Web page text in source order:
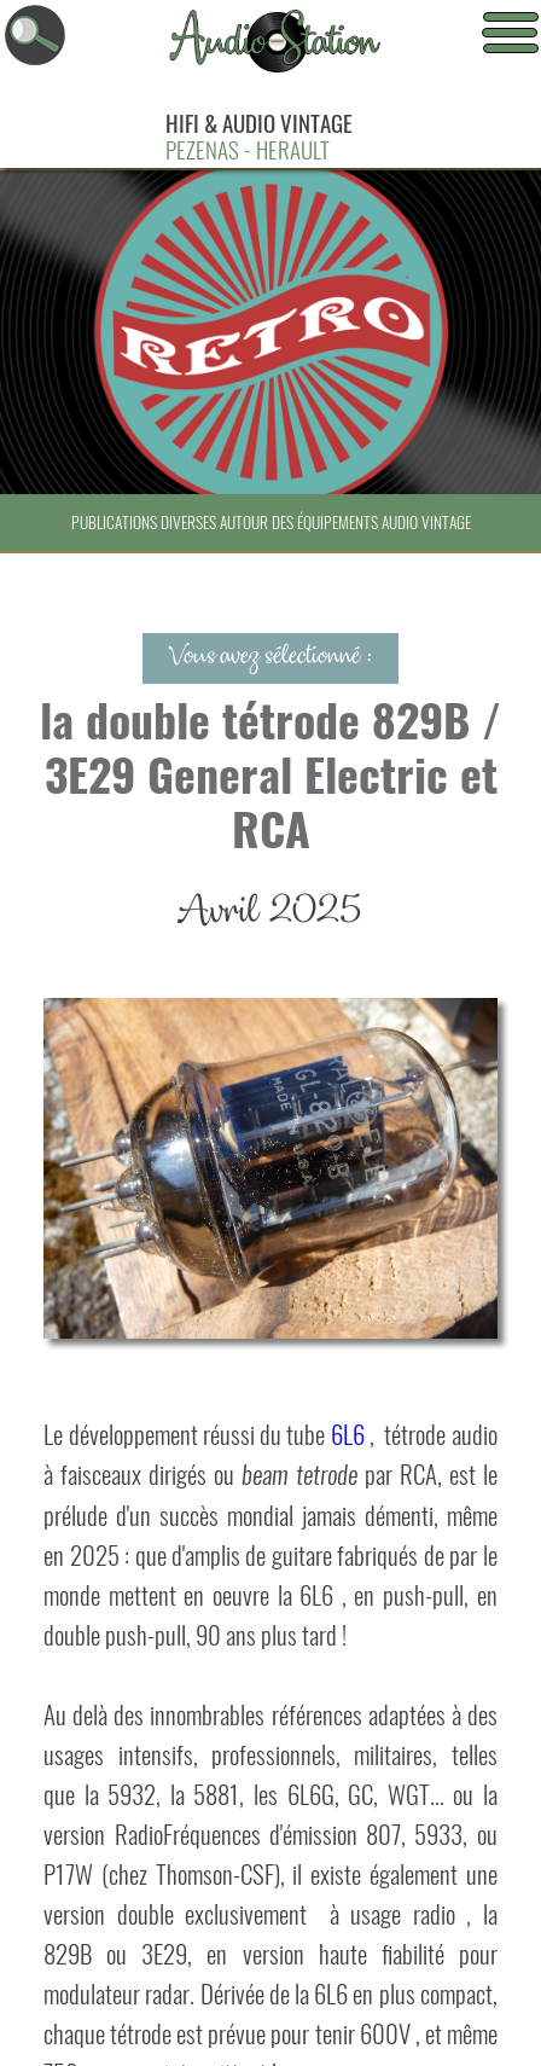
HIFI & AUDIO VINTAGE
PEZENAS - HERAULT
PUBLICATIONS DIVERSES AUTOUR DES ÉQUIPEMENTS AUDIO VINTAGE
Vous avez sélectionné :
la double tétrode 829B /
3E29 General Electric et
RCA
Avril 2025
Le développement réussi du tube6L6, tétrode audio
à faisceaux dirigés ou beam tetrodepar RCA, est le
prélude d'un succès mondial jamais démenti, même
en 2025 : que d'amplis de guitare fabriqués de par le
monde mettent en oeuvre la 6L6 , en push-pull, en
double push-pull, 90 ans plus tard !
Au delà des innombrables références adaptées à des
usages intensifs, professionnels, militaires, telles
que la 5932, la 5881, les 6L6G, GC, WGT... ou la
version RadioFréquences d'émission 807, 5933, ou
P17W (chez Thomson-CSF), il existe également une
version double exclusivement à usage radio , la
829B ou 3E29, en version haute fiabilité pour
modulateur radar. Dérivée de la 6L6 en plus compact,
chaque tétrode est prévue pour tenir 600V , et même